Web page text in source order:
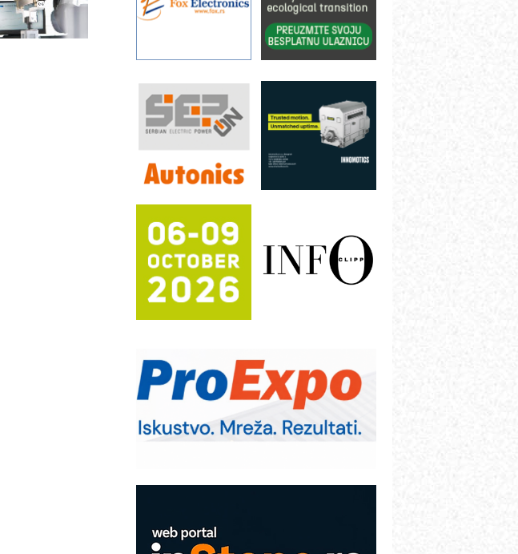
rešenja za filtraciju u hidrauličkim i
procesnim sistemima
RILINEX kompanije Rittal
automatizaciju
Efikasno upravljanje energijom
Automatizacija pakovanja · Display
Potpuna efikasnost bez složenih
sistema
Trajna oznaka kao dugoročna korist
Bezbednost na prvom mestu!
IB BLUMENAUER - više od 40 godina
poverenja u industriji
RMQ-TITAN ADVANCED INDICATOR
upravljanje mašinama
solarnim elektranama i vetroparkovima
Pranje točkova na gradilištu- standard
modernog i odgovornog građenja
Proizvodnja iC7 Hybrid 1500 VDC
mrežnog pretvarača sa tečnim
ROSA i SCHUNK podižu proizvodnju
na viši nivo